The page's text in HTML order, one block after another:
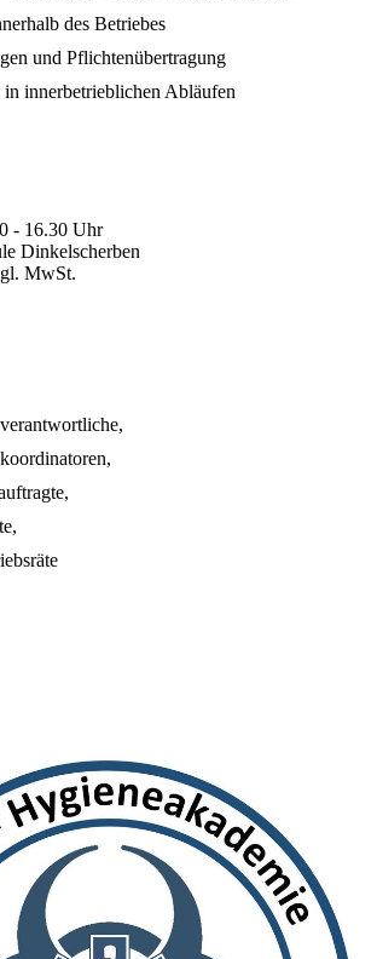
des Betriebes
und Pflichtenübertragung
in innerbetrieblichen Abläufen
- 16.30 Uhr
Dinkelscherben
MwSt.